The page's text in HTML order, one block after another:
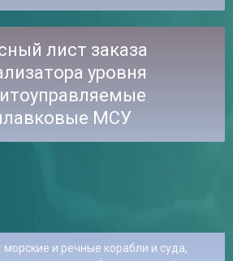
лист заказа
уровня
МСУ
и речные корабли и суда,